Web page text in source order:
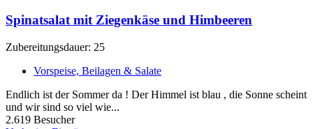
Spinatsalat mit Ziegenkäse und Himbeeren
Zubereitungsdauer: 25
Vorspeise, Beilagen & Salate
Endlich ist der Sommer da ! Der Himmel ist blau , die Sonne scheint
und wir sind so viel wie...
2.619 Besucher